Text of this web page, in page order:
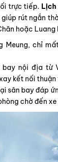
trực tiếp. Lịch
rút ngắn
hoặc
Meung, chỉ
nội địa từ
kết nối thuận
sân bay đáp
chờ đến